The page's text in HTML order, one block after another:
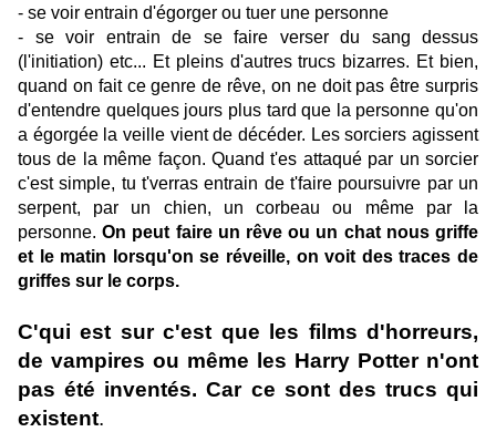
- se voir entrain d'égorger ou tuer une personne
- se voir entrain de se faire verser du sang dessus
(l'initiation) etc... Et pleins d'autres trucs bizarres. Et bien,
quand on fait ce genre de rêve, on ne doit pas être surpris
d'entendre quelques jours plus tard que la personne qu'on
a égorgée la veille vient de décéder. Les sorciers agissent
tous de la même façon. Quand t'es attaqué par un sorcier
c'est simple, tu t'verras entrain de t'faire poursuivre par un
serpent, par un chien, un corbeau ou même par la
personne.On peut faire un rêve ou un chat nous griffe
et le matin lorsqu'on se réveille, on voit des traces de
griffes sur le corps.
C'qui est sur c'est que les films d'horreurs,
de vampires ou même les Harry Potter n'ont
pas été inventés. Car ce sont des trucs qui
existent.